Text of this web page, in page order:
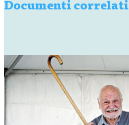
Documenti correlati